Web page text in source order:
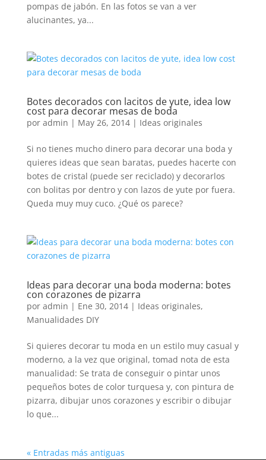
pompas de jabón. En las fotos se van a ver
alucinantes, ya...
Botes decorados con lacitos de yute, idea low
cost para decorar mesas de boda
por admin | May 26, 2014| Ideas originales
Si no tienes mucho dinero para decorar una boda y
quieres ideas que sean baratas, puedes hacerte con
botes de cristal (puede ser reciclado) y decorarlos
con bolitas por dentro y con lazos de yute por fuera.
Queda muy muy cuco. ¿Qué os parece?
Ideas para decorar una boda moderna: botes
con corazones de pizarra
por admin | Ene 30, 2014| Ideas originales,
Manualidades DIY
Si quieres decorar tu moda en un estilo muy casual y
moderno, a la vez que original, tomad nota de esta
manualidad: Se trata de conseguir o pintar unos
pequeños botes de color turquesa y, con pintura de
pizarra, dibujar unos corazones y escribir o dibujar
lo que...
« Entradas más antiguas